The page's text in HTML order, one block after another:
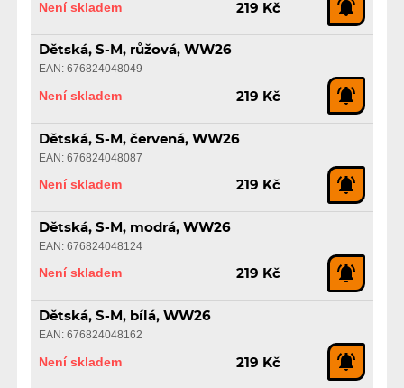
Není skladem 219 Kč
Dětská, S-M, růžová, WW26
EAN: 676824048049
Není skladem 219 Kč
Dětská, S-M, červená, WW26
EAN: 676824048087
Není skladem 219 Kč
Dětská, S-M, modrá, WW26
EAN: 676824048124
Není skladem 219 Kč
Dětská, S-M, bílá, WW26
EAN: 676824048162
Není skladem 219 Kč